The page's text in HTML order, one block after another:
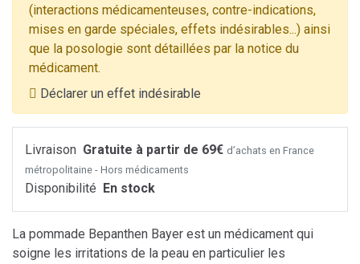
(interactions médicamenteuses, contre-indications,
mises en garde spéciales, effets indésirables...) ainsi
que la posologie sont détaillées par la notice du
médicament.
Déclarer un effet indésirable
Livraison Gratuite à partir de 69€ d’achats en France
métropolitaine - Hors médicaments
Disponibilité En stock
La pommade Bepanthen Bayer est un médicament qui
soigne les irritations de la peau en particulier les